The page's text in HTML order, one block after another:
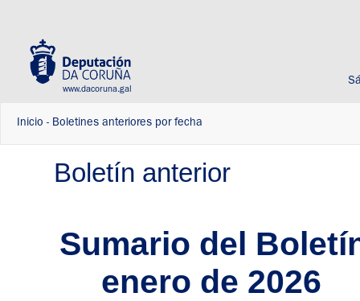
www.dacoruna.gal
Inicio - Boletines anteriores por fecha
Boletín anterior
Sumario del
enero de 2026